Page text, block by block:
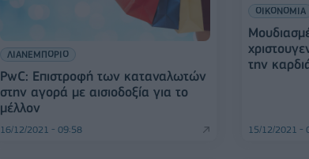
ΛΙΑΝΕΜΠΟΡΙΟ
PwC: Επιστροφή των καταναλωτών
στην αγορά με αισιοδοξία για το
μέλλον
16/12/2021 - 09:58
ΟΙΚΟΝΟΜΙΑ
την
15/12/2021 -